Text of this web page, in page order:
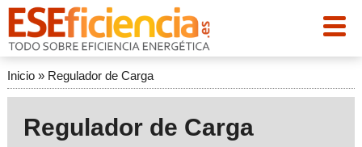
Inicio» Regulador de Carga
Regulador de Carga